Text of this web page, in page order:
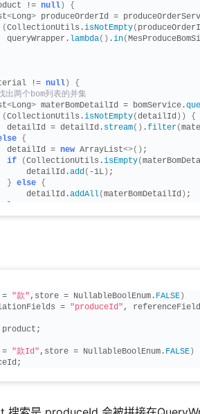
!= null )
{
<Long> produceOrderId =
(CollectionUtils.isNotEmpty(
queryWrapper.
lambda() .in(
!= null )
{
两个bom列表的并集
<Long> materBomDetailId = bomService.
(CollectionUtils.isNotEmpty(detailId ))
{
detailId = detailId.
stream() .filter(
{
detailId =
new ArrayList<>() ;
if
(CollectionUtils.isEmpty(
detailId.
add( -1L ) ;
} else {
detailId.
addAll(materBomDetailId ) ;
}
"queryData处理异常", e);
"款" ,store = NullableBoolEnum. FALSE )
= "produceId" ,
"款Id" ,store = NullableBoolEnum. FALSE )